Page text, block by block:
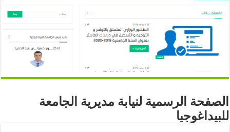
الصفحة الرسمية لنيابة مديرية الجامعة
للبيداغوجيا